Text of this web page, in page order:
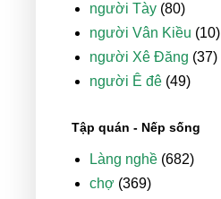
người Tày (80)
người Vân Kiều (10)
người Xê Đăng (37)
người Ê đê (49)
Tập quán - Nếp sống
Làng nghề (682)
chợ (369)